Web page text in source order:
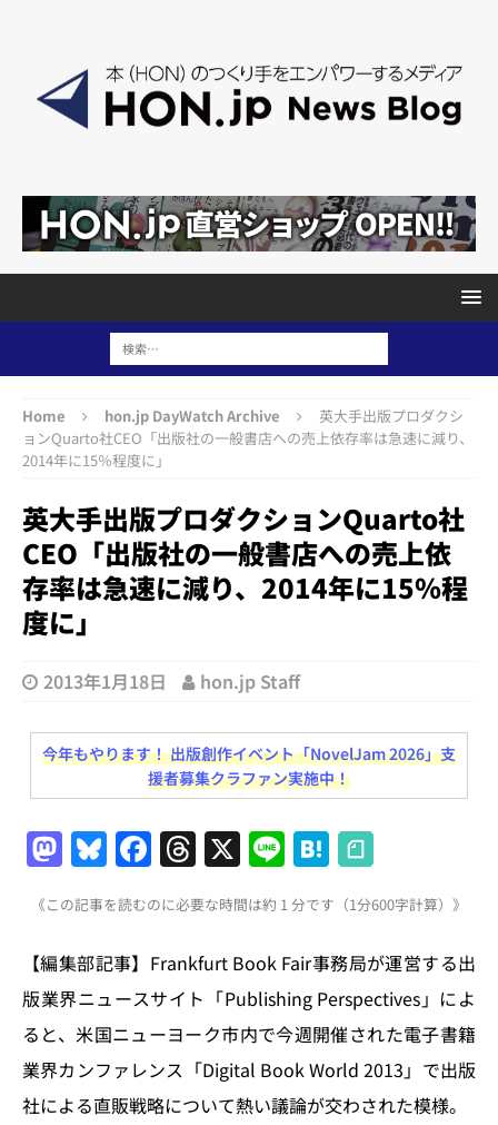
Home hon.jp DayWatch Archive
英大手出版プロダクシ
ョンQuarto社CEO「出版社の一般書店への売上依存率は急速に減り、
2014年に15％程度に」
英大手出版プロダクションQuarto社
CEO「出版社の一般書店への売上依
存率は急速に減り、2014年に15％程
度に」
2013年1月18日 hon.jp Staff
今年もやります！ 出版創作イベント「NovelJam 2026」支
援者募集クラファン実施中！
M
a
st
o
d
o
n
Bl
u
e
s
k
y
F
a
c
e
b
o
o
k
T
h
re
a
d
s
X Li
n
e
H
at
e
n
a
《この記事を読むのに必要な時間は約 1 分です（1分600字計算）》
【編集部記事】Frankfurt Book Fair事務局が運営する出
版業界ニュースサイト「Publishing Perspectives」によ
ると、米国ニューヨーク市内で今週開催された電子書籍
業界カンファレンス「Digital Book World 2013」で出版
社による直販戦略について熱い議論が交わされた模様。